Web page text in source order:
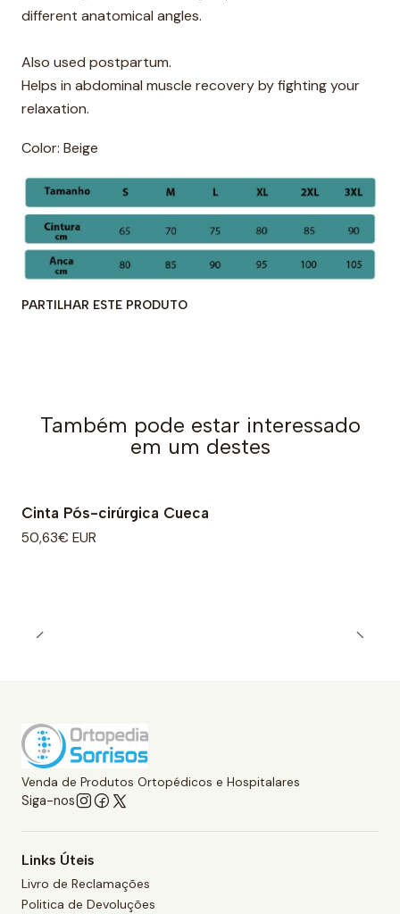
different anatomical angles.
Also used postpartum.
Helps in abdominal muscle recovery by fighting your
relaxation.
Color: Beige
PARTILHAR ESTE PRODUTO
Também pode estar interessado
em um destes
Cinta Pós-cirúrgica Cueca
50,63€ EUR
Venda de Produtos Ortopédicos e Hospitalares
Siga-nos
Links Úteis
Livro de Reclamações
Politica de Devoluções